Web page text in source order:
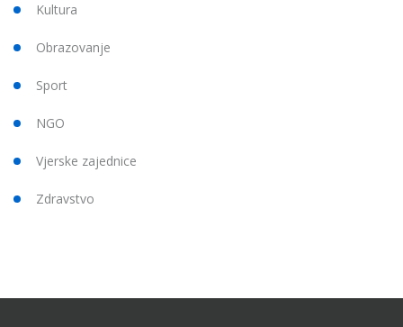
Kultura
Obrazovanje
Sport
NGO
Vjerske zajednice
Zdravstvo